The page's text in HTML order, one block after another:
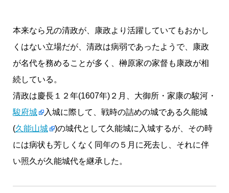
本来なら兄の清政が、康政より活躍していてもおかし
くはない立場だが、清政は病弱であったようで、康政
が名代を務めることが多く、榊原家の家督も康政が相
続している。
清政は慶長１２年(1607年)２月、大御所・家康の駿河・
駿府城
入城に際して、戦時の詰めの城である久能城
(久能山城
)の城代として久能城に入城するが、その時
には病状も芳しくなく同年の５月に死去し、それに伴
い照久が久能城代を継承した。